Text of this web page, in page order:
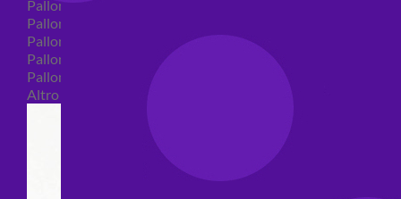
Palloncini in lattice decorati
Palloncini in lattice decorati dimensione 5"
Palloncini in lattice decorati dimensione 10"
Palloncini in lattice decorati dimensione 12"
Palloncini in lattice decorati dimensione 16"
Altro